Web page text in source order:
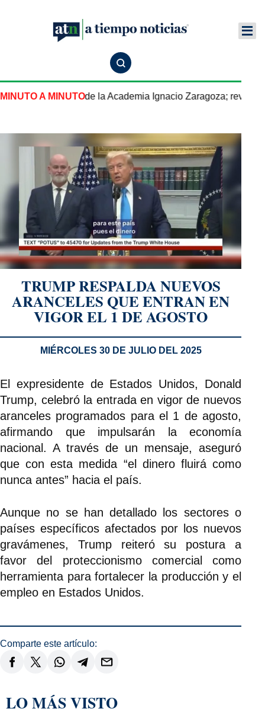
MINUTO A MINUTO
definirá el futuro de la Academia Ignacio Zaragoza; revisión
TRUMP RESPALDA NUEVOS
ARANCELES QUE ENTRAN EN
VIGOR EL 1 DE AGOSTO
MIÉRCOLES 30 DE JULIO DEL 2025
El expresidente de Estados Unidos, Donald
Trump, celebró la entrada en vigor de nuevos
aranceles programados para el 1 de agosto,
afirmando que impulsarán la economía
nacional. A través de un mensaje, aseguró
que con esta medida “el dinero fluirá como
nunca antes” hacia el país.
Aunque no se han detallado los sectores o
países específicos afectados por los nuevos
gravámenes, Trump reiteró su postura a
favor del proteccionismo comercial como
herramienta para fortalecer la producción y el
empleo en Estados Unidos.
Comparte este artículo:
LO MÁS VISTO